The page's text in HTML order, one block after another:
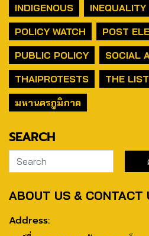
INDIGENOUS
INEQUALITY
POLICY WATCH
POST
PUBLIC POLICY
SOCIAL
THAIPROTESTS
THE
มหานครภูมิภาค
SEARCH
ABOUT US & CONTACT
Address: